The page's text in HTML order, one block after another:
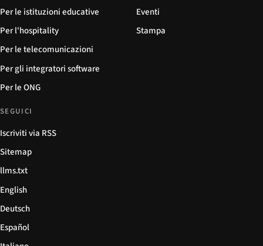
Per le istituzioni educative
Per l'hospitality
Per le telecomunicazioni
Per gli integratori software
Per le ONG
Eventi
Stampa
SEGUICI
Iscriviti via RSS
Sitemap
llms.txt
English
Deutsch
Español